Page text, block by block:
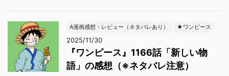
A漫画感想・レビュー（ネタバレあり） ★ワンピース
2025/11/30
『ワンピース』1166話「新しい物
語」の感想（※ネタバレ注意）